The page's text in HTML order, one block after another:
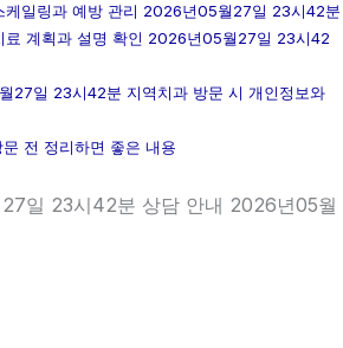
케일링과 예방 관리 2026년05월27일 23시42분
료 계획과 설명 확인 2026년05월27일 23시42
27일 23시42분 지역치과 방문 시 개인정보와
전 정리하면 좋은 내용
일 23시42분 상담 안내 2026년05월